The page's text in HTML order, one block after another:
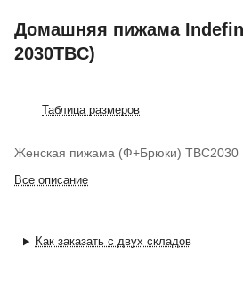
Домашняя пижама
2030TBC)
Таблица размеров
Женская пижама (Ф+Брюки) TBC2030
Все описание
Как заказать с двух складов